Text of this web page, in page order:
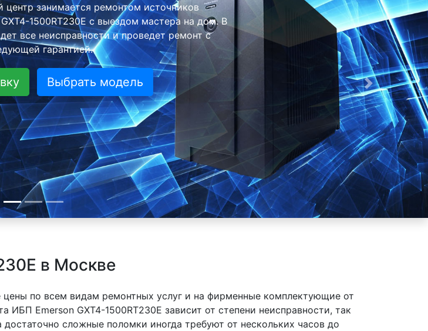
с вывозом в сервисный центр и обратно - с
специалист заберет Ваш ИБП для дальнейшего
стоимость ремонта останется неизменно
видеотехники обратно.
Выбрать модель
Следующая
в Москве
по всем видам ремонтных услуг и на фирменные комплектующие от
ИБП Emerson GXT4-1500RT230E зависит от степени неисправности, так
сложные поломки иногда требуют от нескольких часов до